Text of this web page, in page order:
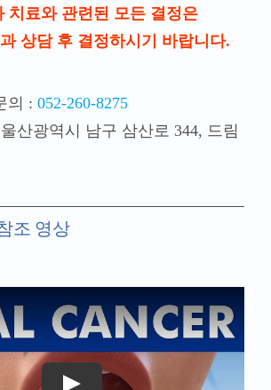
치료와 관련된 모든 결정은
상담 후 결정하시기 바랍니다.
의 : 052-260-8275
산광역시 남구 삼산로 344, 드림
조 영상